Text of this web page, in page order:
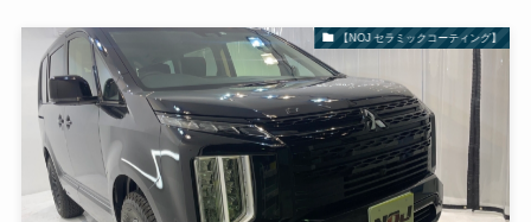
【NOJ セラミックコーティング】